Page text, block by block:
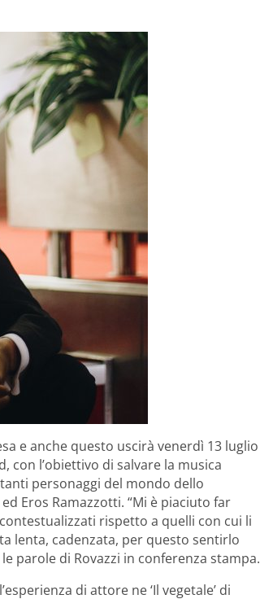
e anche questo uscirà venerdì 13 luglio
con l’obiettivo di salvare la musica
personaggi del mondo dello
Eros Ramazzotti. “Mi è piaciuto far
rispetto a quelli con cui li
lenta, cadenzata, per questo sentirlo
parole di Rovazzi in conferenza stampa.
di attore ne ‘Il vegetale’ di